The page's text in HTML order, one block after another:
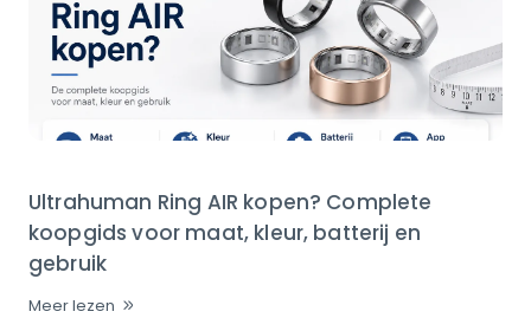
Ultrahuman Ring AIR kopen? Complete
koopgids voor maat, kleur, batterij en
gebruik
Meer lezen